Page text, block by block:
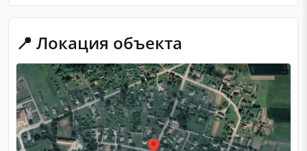
📍 Локация объекта